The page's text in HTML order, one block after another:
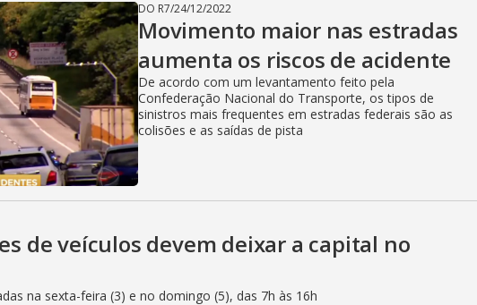
DO R7/24/12/2022
Movimento maior nas estradas
aumenta os riscos de acidente
De acordo com um levantamento feito pela
Confederação Nacional do Transporte, os tipos de
sinistros mais frequentes em estradas federais são as
colisões e as saídas de pista
de veículos devem deixar a capital no
na sexta-feira (3) e no domingo (5), das 7h às 16h